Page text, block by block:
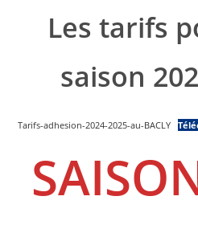
Les tarifs
saison
Tarifs-adhesion-2024-2025-au-BACLY